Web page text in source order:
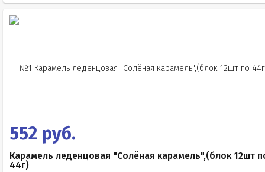
552 руб.
Карамель леденцовая "Солёная карамель",(блок 12шт
44г)